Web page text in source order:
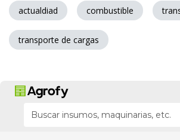
actualdiad combustible
transporte de cargas